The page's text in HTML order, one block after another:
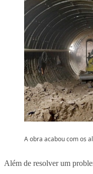
A obra acabou com os
Além de resolver um